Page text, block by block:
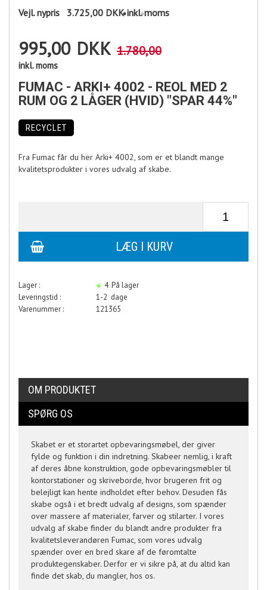
Vejl. nypris 3.725,00 DKK inkl. moms
995,00 DKK 1.780,00
inkl. moms
FUMAC - ARKI+ 4002 - REOL MED 2
RUM OG 2 LÅGER (HVID) "SPAR 44%"
RECYCLET
Fra Fumac får du her Arki+ 4002, som er et blandt mange
kvalitetsprodukter i vores udvalg af skabe.
Lager : 4 På lager
Leveringstid :
1-2 dage
Varenummer :
121365
OM PRODUKTET
SPØRG OS
Skabet er et storartet opbevaringsmøbel, der giver
fylde og funktion i din indretning. Skabeer nemlig, i kraft
af deres åbne konstruktion, gode opbevaringsmøbler til
kontorstationer og skriveborde, hvor brugeren frit og
belejligt kan hente indholdet efter behov. Desuden fås
skabe også i et bredt udvalg af designs, som spænder
over massere af materialer, farver og stilarter. I vores
udvalg af skabe finder du blandt andre produkter fra
kvalitetsleverandøren Fumac, som vores udvalg
spænder over en bred skare af de føromtalte
produktegenskaber. Derfor er vi sikre på, at du altid kan
finde det skab, du mangler, hos os.